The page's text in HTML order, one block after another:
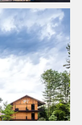
Immobilier
Structure